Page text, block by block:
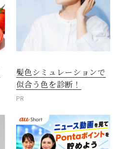
髪色シミュレーションで
似合う色を診断！
PR